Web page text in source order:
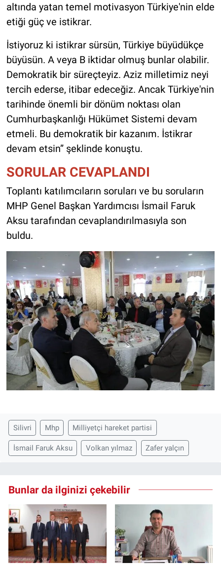
altında yatan temel motivasyon Türkiye'nin elde
etiği güç ve istikrar.
İstiyoruz ki istikrar sürsün, Türkiye büyüdükçe
büyüsün. A veya B iktidar olmuş bunlar olabilir.
Demokratik bir süreçteyiz. Aziz milletimiz neyi
tercih ederse, itibar edeceğiz. Ancak Türkiye'nin
tarihinde önemli bir dönüm noktası olan
Cumhurbaşkanlığı Hükümet Sistemi devam
etmeli. Bu demokratik bir kazanım. İstikrar
devam etsin” şeklinde konuştu.
SORULAR CEVAPLANDI
Toplantı katılımcıların soruları ve bu soruların
MHP Genel Başkan Yardımcısı İsmail Faruk
Aksu tarafından cevaplandırılmasıyla son
buldu.
Silivri Mhp Milliyetçi hareket partisi
İsmail Faruk Aksu Volkan yılmaz Zafer yalçın
Bunlar da ilginizi çekebilir